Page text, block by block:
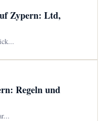
Zypern: Ltd,
Regeln und